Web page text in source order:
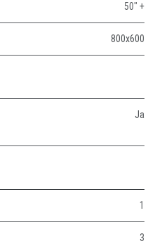
50" +
800x600
Ja
1
3